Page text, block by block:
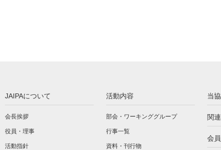
JAIPAについて
会長挨拶
役員・理事
活動指針
活動内容
部会・ワーキンググループ
行事一覧
資料・刊行物
当
関
会